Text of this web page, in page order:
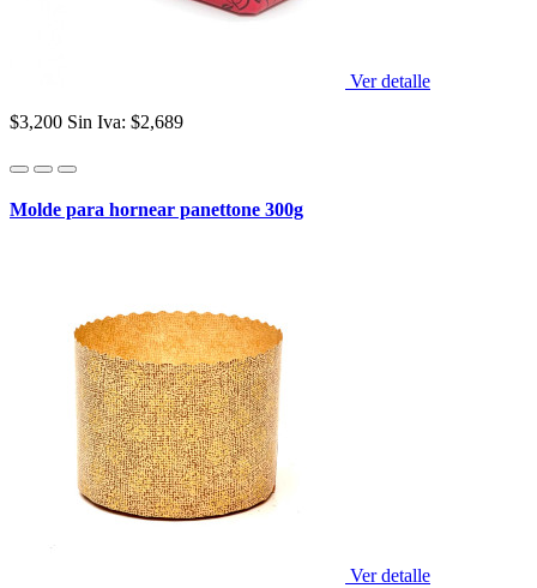
Ver detalle
$3,200 Sin Iva: $2,689
Molde para hornear panettone 300g
Ver detalle